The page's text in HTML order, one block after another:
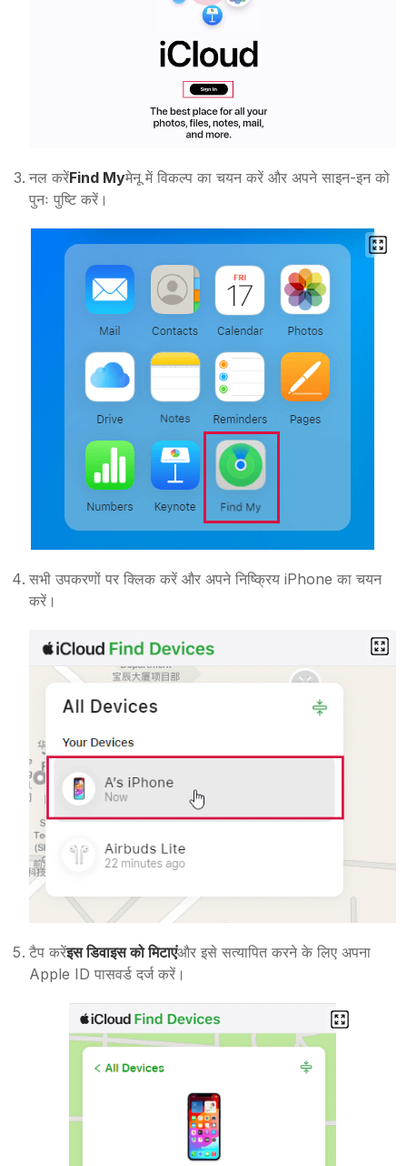
नल करेंFind Myमेनू में विकल्प का चयन करें और अपने साइन-इन को
पुनः पुष्टि करें।
सभी उपकरणों पर क्लिक करें और अपने निष्क्रिय iPhone का चयन
करें।
टैप करेंइस डिवाइस को मिटाएंऔर इसे सत्यापित करने के लिए अपना
Apple ID पासवर्ड दर्ज करें।